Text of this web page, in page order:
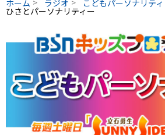
ラジオ
アナウンサー
イベント
ニュース
天気
ホーム ラジオ こどもパーソナリティ
ひさとパーソナリティー